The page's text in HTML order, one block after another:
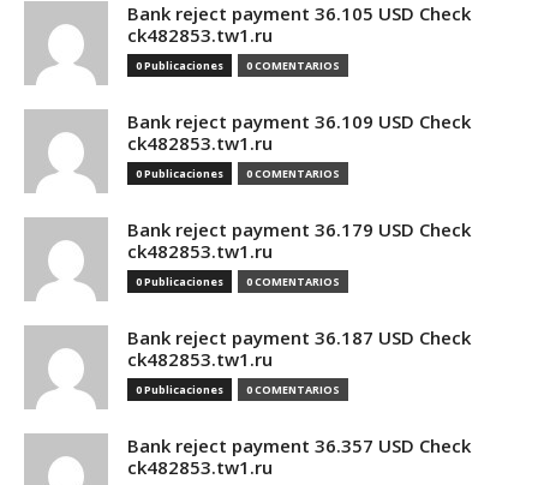
Bank reject payment 36.105 USD Check
ck482853.tw1.ru
0 Publicaciones 0 COMENTARIOS
Bank reject payment 36.109 USD Check
ck482853.tw1.ru
0 Publicaciones 0 COMENTARIOS
Bank reject payment 36.179 USD Check
ck482853.tw1.ru
0 Publicaciones 0 COMENTARIOS
Bank reject payment 36.187 USD Check
ck482853.tw1.ru
0 Publicaciones 0 COMENTARIOS
Bank reject payment 36.357 USD Check
ck482853.tw1.ru